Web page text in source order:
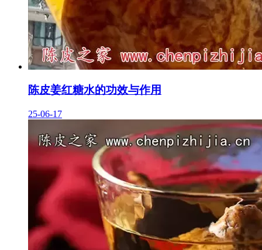
陈皮姜红糖水的功效与作用
25-06-17